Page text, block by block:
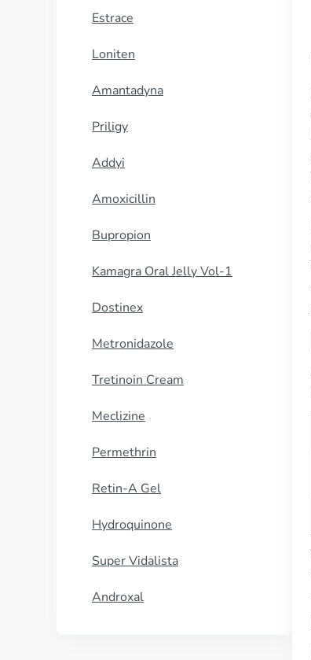
Estrace
Loniten
Amantadyna
Priligy
Addyi
Amoxicillin
Bupropion
Kamagra Oral Jelly Vol-1
Dostinex
Metronidazole
Tretinoin Cream
Meclizine
Permethrin
Retin-A Gel
Hydroquinone
Super Vidalista
Androxal